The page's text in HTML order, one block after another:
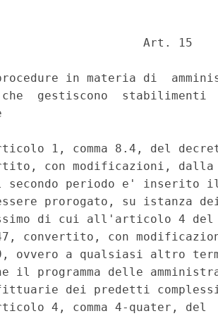
Art. 15
in materia di
gestiscono  stabilimenti
1, comma 8.4, del
con modificazioni,
secondo periodo e' inserito
prorogato, su istanza
di cui all'articolo 4 del
convertito, con
ovvero a qualsiasi altro
il programma delle
dei predetti
4, comma 4-quater, del